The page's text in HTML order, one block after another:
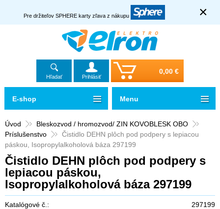
Pre držiteľov SPHERE karty zľava z nákupu ×
Hľadať Prihlásiť
0,00 €
Úvod
Bleskozvod / hromozvod/ ZIN KOVOBLESK OBO
Príslušenstvo
Čistidlo DEHN plôch pod podpery s lepiacou
páskou, Isopropylalkoholová báza 297199
Čistidlo DEHN plôch pod podpery s
lepiacou páskou,
Isopropylalkoholová báza 297199
Katalógové č.: 297199
E-shop Menu